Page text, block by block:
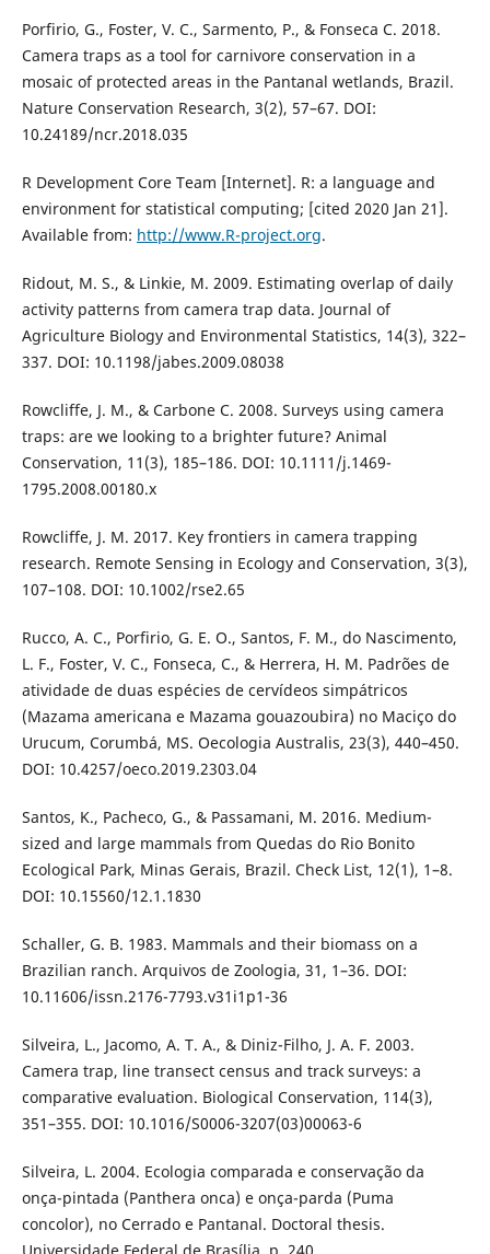
Porfirio, G., Foster, V. C., Sarmento, P., & Fonseca C. 2018.
Camera traps as a tool for carnivore conservation in a
mosaic of protected areas in the Pantanal wetlands, Brazil.
Nature Conservation Research, 3(2), 57–67. DOI:
10.24189/ncr.2018.035
R Development Core Team [Internet]. R: a language and
environment for statistical computing; [cited 2020 Jan 21].
Available from: http://www.R-project.org.
Ridout, M. S., & Linkie, M. 2009. Estimating overlap of daily
activity patterns from camera trap data. Journal of
Agriculture Biology and Environmental Statistics, 14(3), 322–
337. DOI: 10.1198/jabes.2009.08038
Rowcliffe, J. M., & Carbone C. 2008. Surveys using camera
traps: are we looking to a brighter future? Animal
Conservation, 11(3), 185–186. DOI: 10.1111/j.1469-
1795.2008.00180.x
Rowcliffe, J. M. 2017. Key frontiers in camera trapping
research. Remote Sensing in Ecology and Conservation, 3(3),
107–108. DOI: 10.1002/rse2.65
Rucco, A. C., Porfirio, G. E. O., Santos, F. M., do Nascimento,
L. F., Foster, V. C., Fonseca, C., & Herrera, H. M. Padrões de
atividade de duas espécies de cervídeos simpátricos
(Mazama americana e Mazama gouazoubira) no Maciço do
Urucum, Corumbá, MS. Oecologia Australis, 23(3), 440–450.
DOI: 10.4257/oeco.2019.2303.04
Santos, K., Pacheco, G., & Passamani, M. 2016. Medium-
sized and large mammals from Quedas do Rio Bonito
Ecological Park, Minas Gerais, Brazil. Check List, 12(1), 1–8.
DOI: 10.15560/12.1.1830
Schaller, G. B. 1983. Mammals and their biomass on a
Brazilian ranch. Arquivos de Zoologia, 31, 1–36. DOI:
10.11606/issn.2176-7793.v31i1p1-36
Silveira, L., Jacomo, A. T. A., & Diniz-Filho, J. A. F. 2003.
Camera trap, line transect census and track surveys: a
comparative evaluation. Biological Conservation, 114(3),
351–355. DOI: 10.1016/S0006-3207(03)00063-6
Silveira, L. 2004. Ecologia comparada e conservação da
onça-pintada (Panthera onca) e onça-parda (Puma
concolor), no Cerrado e Pantanal. Doctoral thesis.